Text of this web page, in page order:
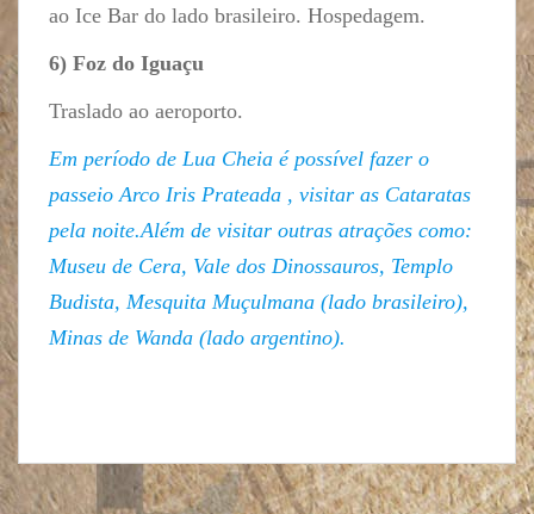
ao Ice Bar do lado brasileiro. Hospedagem.
6) Foz do Iguaçu
Traslado ao aeroporto.
Em período de Lua Cheia é possível fazer o
passeio Arco Iris Prateada , visitar as Cataratas
pela noite.Além de visitar outras atrações como:
Museu de Cera, Vale dos Dinossauros, Templo
Budista, Mesquita Muçulmana (lado brasileiro),
Minas de Wanda (lado argentino).